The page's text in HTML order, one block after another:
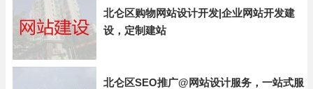
北仑区购物网站设计开发|企业网站开发建
设，定制建站
北仑区SEO推广@网站设计服务，一站式服